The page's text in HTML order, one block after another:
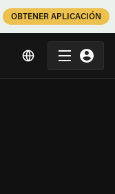
OBTENER APLICACIÓN